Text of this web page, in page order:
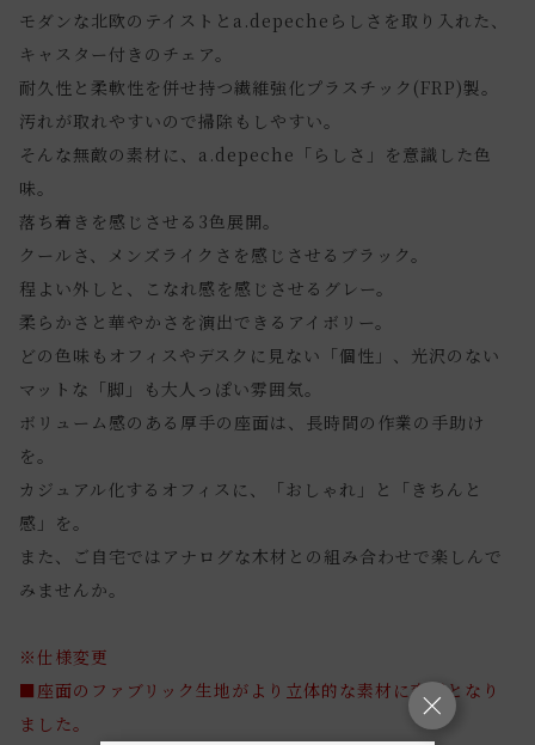
モダンな北欧のテイストとa.depecheらしさを取り入れた、
キャスター付きのチェア。
耐久性と柔軟性を併せ持つ繊維強化プラスチック(FRP)製。
汚れが取れやすいので掃除もしやすい。
そんな無敵の素材に、a.depeche「らしさ」を意識した色
味。
落ち着きを感じさせる3色展開。
クールさ、メンズライクさを感じさせるブラック。
程よい外しと、こなれ感を感じさせるグレー。
柔らかさと華やかさを演出できるアイボリー。
どの色味もオフィスやデスクに見ない「個性」、光沢のない
マットな「脚」も大人っぽい雰囲気。
ボリューム感のある厚手の座面は、長時間の作業の手助け
を。
カジュアル化するオフィスに、「おしゃれ」と「きちんと
感」を。
また、ご自宅ではアナログな木材との組み合わせで楽しんで
みませんか。
※仕様変更
■座面のファブリック生地がより立体的な素材に変更となり
ました。